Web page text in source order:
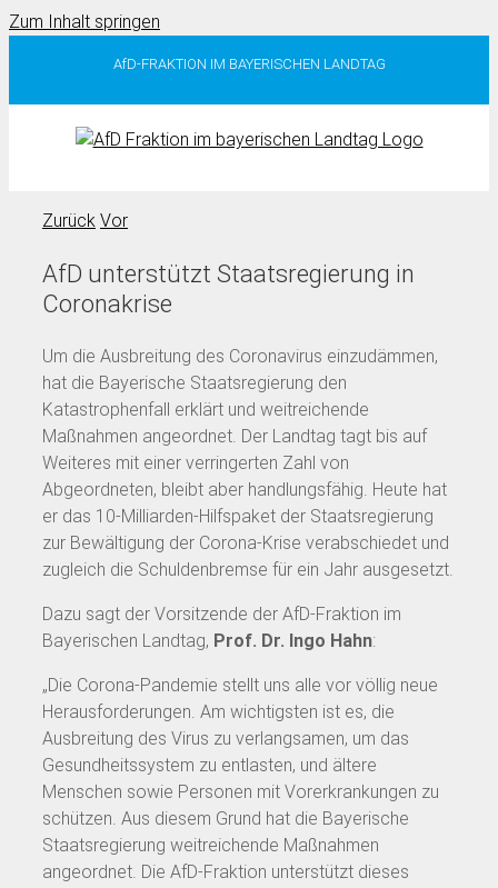
Zum Inhalt springen
AfD-FRAKTION IM BAYERISCHEN LANDTAG
Zurück Vor
AfD unterstützt Staatsregierung in
Coronakrise
Um die Ausbreitung des Coronavirus einzudämmen,
hat die Bayerische Staatsregierung den
Katastrophenfall erklärt und weitreichende
Maßnahmen angeordnet. Der Landtag tagt bis auf
Weiteres mit einer verringerten Zahl von
Abgeordneten, bleibt aber handlungsfähig. Heute hat
er das 10-Milliarden-Hilfspaket der Staatsregierung
zur Bewältigung der Corona-Krise verabschiedet und
zugleich die Schuldenbremse für ein Jahr ausgesetzt.
Dazu sagt der Vorsitzende der AfD-Fraktion im
Bayerischen Landtag, Prof. Dr. Ingo Hahn:
„Die Corona-Pandemie stellt uns alle vor völlig neue
Herausforderungen. Am wichtigsten ist es, die
Ausbreitung des Virus zu verlangsamen, um das
Gesundheitssystem zu entlasten, und ältere
Menschen sowie Personen mit Vorerkrankungen zu
schützen. Aus diesem Grund hat die Bayerische
Staatsregierung weitreichende Maßnahmen
angeordnet. Die AfD-Fraktion unterstützt dieses